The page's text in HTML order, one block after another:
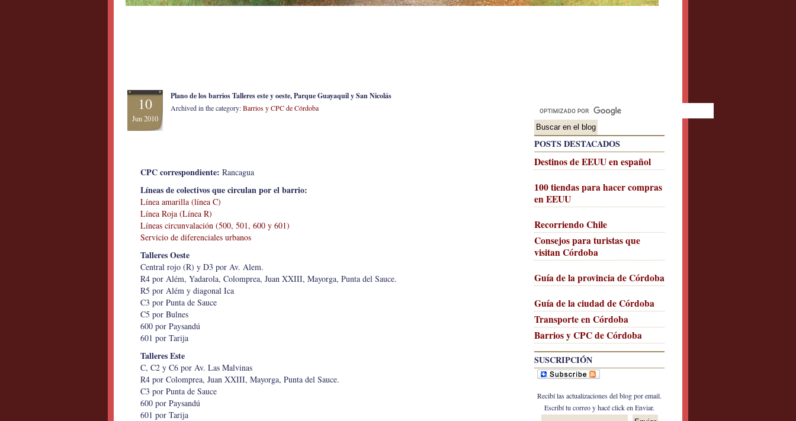
POSTS DESTACADOS
Destinos de EEUU en español
100 tiendas para hacer compras
en EEUU
Recorriendo Chile
Consejos para turistas que
visitan Córdoba
Guía de la provincia de Córdoba
Guía de la ciudad de Córdoba
Transporte en Córdoba
Barrios y CPC de Córdoba
SUSCRIPCIÓN
Recibí las actualizaciones del blog por email.
Escribí tu correo y hacé click en Enviar.
10
Jun 2010
Plano de los barrios Talleres este y oeste, Parque Guayaquil y San Nicolás
Archived in the category:Barrios y CPC de Córdoba
CPC correspondiente: Rancagua
Líneas de colectivos que circulan por el barrio:
Línea amarilla (línea C)
Línea Roja (Línea R)
Líneas circunvalación (500, 501, 600 y 601)
Servicio de diferenciales urbanos
Talleres Oeste
Central rojo (R) y D3 por Av. Alem.
R4 por Além, Yadarola, Colomprea, Juan XXIII, Mayorga, Punta del Sauce.
R5 por Além y diagonal Ica
C3 por Punta de Sauce
C5 por Bulnes
600 por Paysandú
601 por Tarija
Talleres Este
C, C2 y C6 por Av. Las Malvinas
R4 por Colomprea, Juan XXIII, Mayorga, Punta del Sauce.
C3 por Punta de Sauce
600 por Paysandú
601 por Tarija